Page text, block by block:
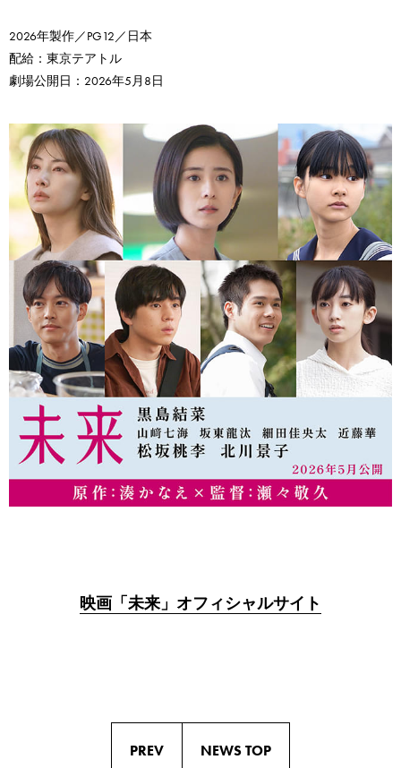
2026年製作／PG12／日本
配給：東京テアトル
劇場公開日：2026年5月8日
映画「未来」オフィシャルサイト
PREV NEWS TOP